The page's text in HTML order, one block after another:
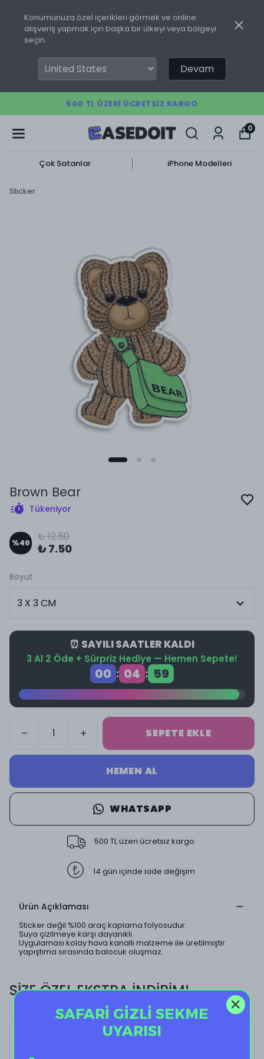
Konumunuza özel içerikleri görmek ve online
alışveriş yapmak için başka bir ülkeyi veya bölgeyi
seçin.
Devam
500 TL ÜZERI ÜCRETSIZ KARGO
0
Çok Satanlar iPhone Modelleri
Sticker
Brown Bear
Tükeniyor
%40 ₺ 12.50
₺ 7.50
Boyut
⏰ SAYILI SAATLER KALDI
3 Al 2 Öde + Sürpriz Hediye — Hemen Sepete!
00 : 04 : 58
SEPETE EKLE
HEMEN AL
WHATSAPP
500 TL üzeri ücretsiz kargo
14 gün içinde iade değişim
Ürün Açıklaması
Sticker değil %100 araç kaplama folyosudur.
Suya çizilmeye karşı dayanıklı.
Uygulaması kolay hava kanallı malzeme ile üretilmiştir
yapıştıma sırasında balocuk oluşmaz.
SİZE ÖZEL EKSTRA İNDİRİM!
SAFARİ GİZLİ SEKME
UYARISI